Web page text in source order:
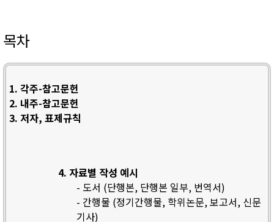
목차
1. 각주-참고문헌
2. 내주-참고문헌
3. 저자, 표제규칙
4. 자료별 작성 예시
- 도서 (단행본, 단행본 일부, 번역서)
- 간행물 (정기간행물, 학위논문, 보고서, 신문
기사)